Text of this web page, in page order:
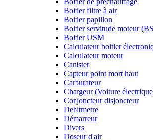
Boitier de préchauffage
Boitier filtre à air
Boitier papillon
Boitier servitude moteur
Boitier USM
Calculateur boitier
Calculateur moteur
Canister
Capteur point mort haut
Carburateur
Chargeur (Voiture
Conjoncteur disjoncteur
Debitmetre
Démarreur
Divers
Doseur d'air